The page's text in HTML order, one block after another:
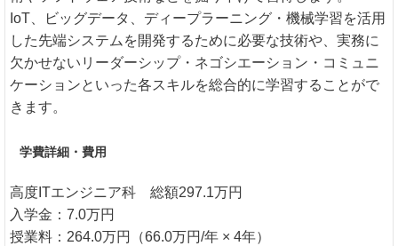
IoT、ビッグデータ、ディープラーニング・機械学習を活用
した先端システムを開発するために必要な技術や、実務に
欠かせないリーダーシップ・ネゴシエーション・コミュニ
ケーションといった各スキルを総合的に学習することがで
きます。
学費詳細・費用
高度ITエンジニア科 総額297.1万円
入学金：7.0万円
授業料：264.0万円（66.0万円/年 × 4年）